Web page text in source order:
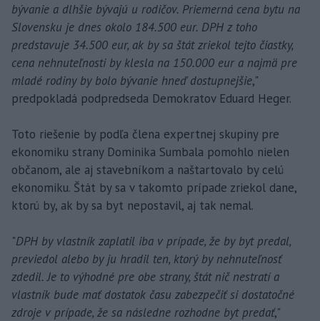
bývanie a dlhšie bývajú u rodičov. Priemerná cena bytu na
Slovensku je dnes okolo 184.500 eur. DPH z toho
predstavuje 34.500 eur, ak by sa štát zriekol tejto čiastky,
cena nehnuteľnosti by klesla na 150.000 eur a najmä pre
mladé rodiny by bolo bývanie hneď dostupnejšie,"
predpokladá podpredseda Demokratov Eduard Heger.
Toto riešenie by podľa člena expertnej skupiny pre
ekonomiku strany Dominika Sumbala pomohlo nielen
občanom, ale aj stavebníkom a naštartovalo by celú
ekonomiku. Štát by sa v takomto prípade zriekol dane,
ktorú by, ak by sa byt nepostavil, aj tak nemal.
"DPH by vlastník zaplatil iba v prípade, že by byt predal,
previedol alebo by ju hradil ten, ktorý by nehnuteľnosť
zdedil. Je to výhodné pre obe strany, štát nič nestratí a
vlastník bude mať dostatok času zabezpečiť si dostatočné
zdroje v prípade, že sa následne rozhodne byt predať,"